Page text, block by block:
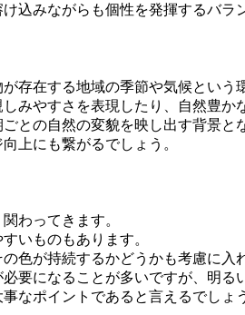
込みながらも個性を発揮するバラ
存在する地域の季節や気候という
みやすさを表現したり、自然豊か
との自然の変貌を映し出す背景と
上にも繋がるでしょう。
わってきます。
いものもあります。
色が持続するかどうかも考慮に入
要になることが多いですが、明
なポイントであると言えるでしょ